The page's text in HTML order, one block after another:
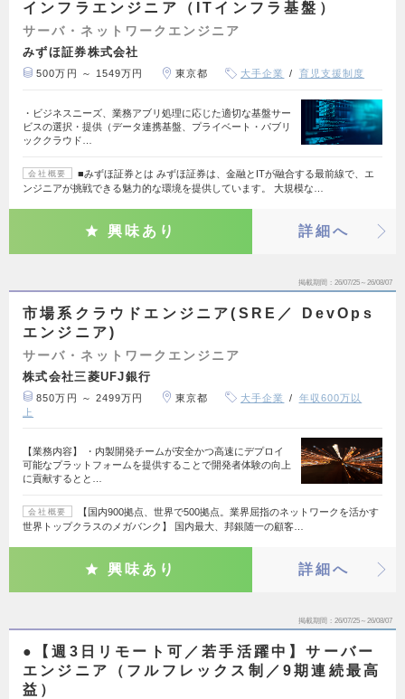
インフラエンジニア（ITインフラ基盤）
サーバ・ネットワークエンジニア
みずほ証券株式会社
500万円 ～ 1549万円 東京都 大手企業 育児支援制度
・ビジネスニーズ、業務アブリ処理に応じた適切な基盤サー
ビスの選択・提供（データ連携基盤、プライベート・パブリ
ッククラウド…
会社概要
■みずほ証券とは みずほ証券は、金融とITが融合する最前線で、エ
ンジニアが挑戦できる魅力的な環境を提供しています。 大規模な…
興味あり 詳細へ
掲載期間 26/07/25～26/08/07
市場系クラウドエンジニア(SRE／ DevOps
エンジニア)
サーバ・ネットワークエンジニア
株式会社三菱UFJ銀行
850万円 ～ 2499万円 東京都 大手企業
年収600万以
上
【業務内容】 ・内製開発チームが安全かつ高速にデプロイ
可能なプラットフォームを提供することで開発者体験の向上
に貢献するとと…
会社概要
【国内900拠点、世界で500拠点。業界屈指のネットワークを活かす
世界トップクラスのメガバンク】 国内最大、邦銀随一の顧客…
興味あり 詳細へ
掲載期間 26/07/25～26/08/07
●【週3日リモート可／若手活躍中】サーバー
エンジニア（フルフレックス制／9期連続最高
益）